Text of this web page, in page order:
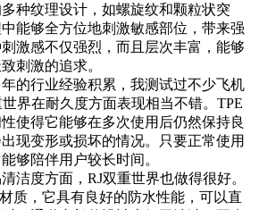
种纹理设计，如螺旋纹和颗粒状突
能够全方位地刺激敏感部位，带来强
激感不仅强烈，而且层次丰富，能够
刺激的追求。
年的行业经验积累，我测试过不少飞机
界在耐久度方面表现相当不错。TPE
使得它能够在多次使用后仍然保持良
现变形或损坏的情况。只要正常使用
够陪伴用户较长时间。
清洁度方面，RJ双重世界也做得很好。
质，它具有良好的防水性能，可以直